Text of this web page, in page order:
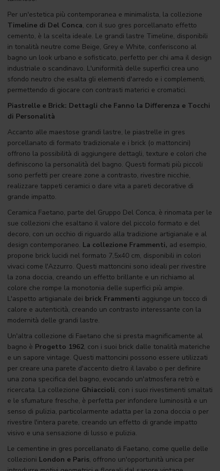
Per un'estetica più contemporanea e minimalista, la collezione
Timeline di Del Conca, con il suo gres porcellanato effetto
cemento, è la scelta ideale. Le grandi lastre Timeline, disponibili
in tonalità neutre come Beige, Grey e White, conferiscono al
bagno un look urbano e sofisticato, perfetto per chi ama il design
industriale o scandinavo. L'uniformità delle superfici crea uno
sfondo neutro che esalta gli elementi d'arredo e i complementi,
permettendo di giocare con contrasti materici e cromatici.
Piastrelle e Brick: Dettagli che Fanno la Differenza e Tocchi
di Personalità
Accanto alle maestose grandi lastre, le piastrelle in gres
porcellanato di formato tradizionale e i brick (o mattoncini)
offrono la possibilità di aggiungere dettagli, texture e colori che
definiscono la personalità del bagno. Questi formati più piccoli
sono perfetti per creare zone a contrasto, rivestire nicchie,
realizzare tappeti ceramici o dare vita a pareti decorative di
grande impatto.
Ceramica Faetano, parte del Gruppo Del Conca, è rinomata per le
sue collezioni che esaltano il valore del piccolo formato e del
decoro, con un occhio di riguardo alla tradizione artigianale e al
design contemporaneo. La collezione Frammenti, ad esempio,
propone brick lucidi nel formato 7,5x40 cm, disponibili in colori
vivaci come l'Azzurro. Questi mattoncini sono ideali per rivestire
la zona doccia, creando un effetto brillante e un richiamo al
colore che rompe la monotonia delle superfici più ampie.
L'aspetto artigianale dei brick Frammenti aggiunge un tocco di
calore e autenticità, creando un contrasto interessante con la
modernità delle grandi lastre.
Un'altra collezione di Faetano che si presta magnificamente al
bagno è Progetto 1962, con i suoi brick dalle tonalità materiche
e un sapore vintage. Questi mattoncini possono essere utilizzati
per creare una parete d'accento dietro il lavabo o per definire
una zona specifica del bagno, evocando un'atmosfera retrò e
ricercata. La collezione Ghiaccioli, con i suoi rivestimenti smaltati
e le sfumature fresche, è perfetta per infondere luminosità e un
senso di pulizia, particolarmente adatta per la zona doccia o per
rivestire l'intera parete, creando un effetto di grande impatto
visivo e una sensazione di lusso e pulizia.
Le cementine in gres porcellanato di Faetano, come quelle delle
collezioni London e Paris, offrono un'opportunità unica per